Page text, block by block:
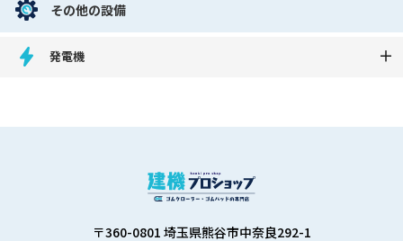
その他の設備
発電機
〒360-0801 埼玉県熊谷市中奈良292-1